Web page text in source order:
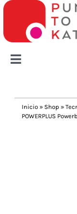
Saltar
contenido
Toggle
Tazas y botellas
Inicio » Shop »
POWERPLUS